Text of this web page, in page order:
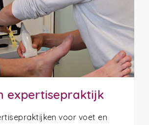
expertisepraktijk
voor voet en